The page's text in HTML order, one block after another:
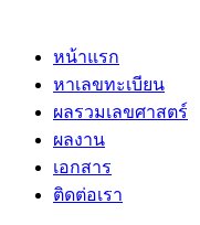
หน้าแรก
หาเลขทะเบียน
ผลรวมเลขศาสตร์
ผลงาน
เอกสาร
ติดต่อเรา